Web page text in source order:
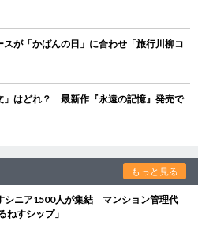
が「かばんの日」に合わせ「旅行川柳コ
」はどれ？ 最新作『永遠の記憶』発売で
もっと見る
シニア1500人が集結 マンション管理代
ねすシップ」